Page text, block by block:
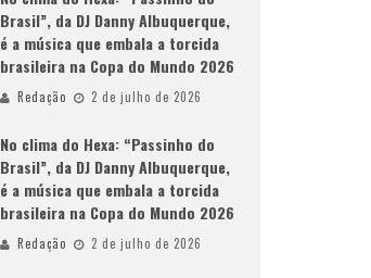
Brasil”, da DJ Danny Albuquerque,
é a música que embala a torcida
brasileira na Copa do Mundo 2026
Redação 2 de julho de 2026
No clima do Hexa: “Passinho do
Brasil”, da DJ Danny Albuquerque,
é a música que embala a torcida
brasileira na Copa do Mundo 2026
Redação 2 de julho de 2026